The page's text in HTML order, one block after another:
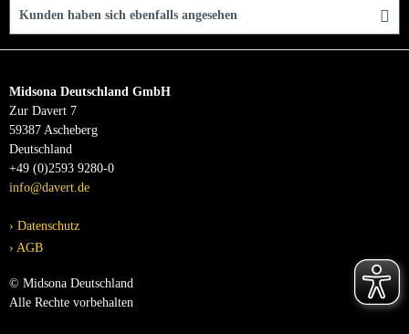
Kunden haben sich ebenfalls angesehen
Midsona Deutschland GmbH
Zur Davert 7
59387 Ascheberg
Deutschland
+49 (0)2593 9280-0
info@davert.de
Datenschutz
AGB
© Midsona Deutschland
Alle Rechte vorbehalten